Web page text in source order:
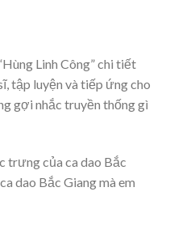
Linh Công” chi tiết
tập luyện và tiếp ứng cho
gợi nhắc truyền thống gì
trưng của ca dao Bắc
dao Bắc Giang mà em